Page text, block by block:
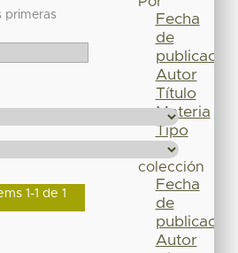
primeras
1-1 de 1
Fecha
de
publicación
Autor
Título
Materia
Tipo
colección
Fecha
de
publicación
Autor